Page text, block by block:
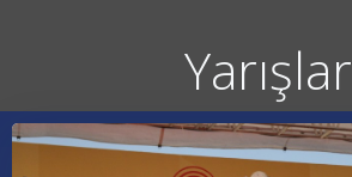
Yarışlar